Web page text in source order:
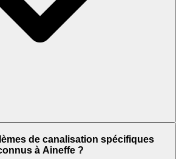
de canalisation spécifiques
à Aineffe ?